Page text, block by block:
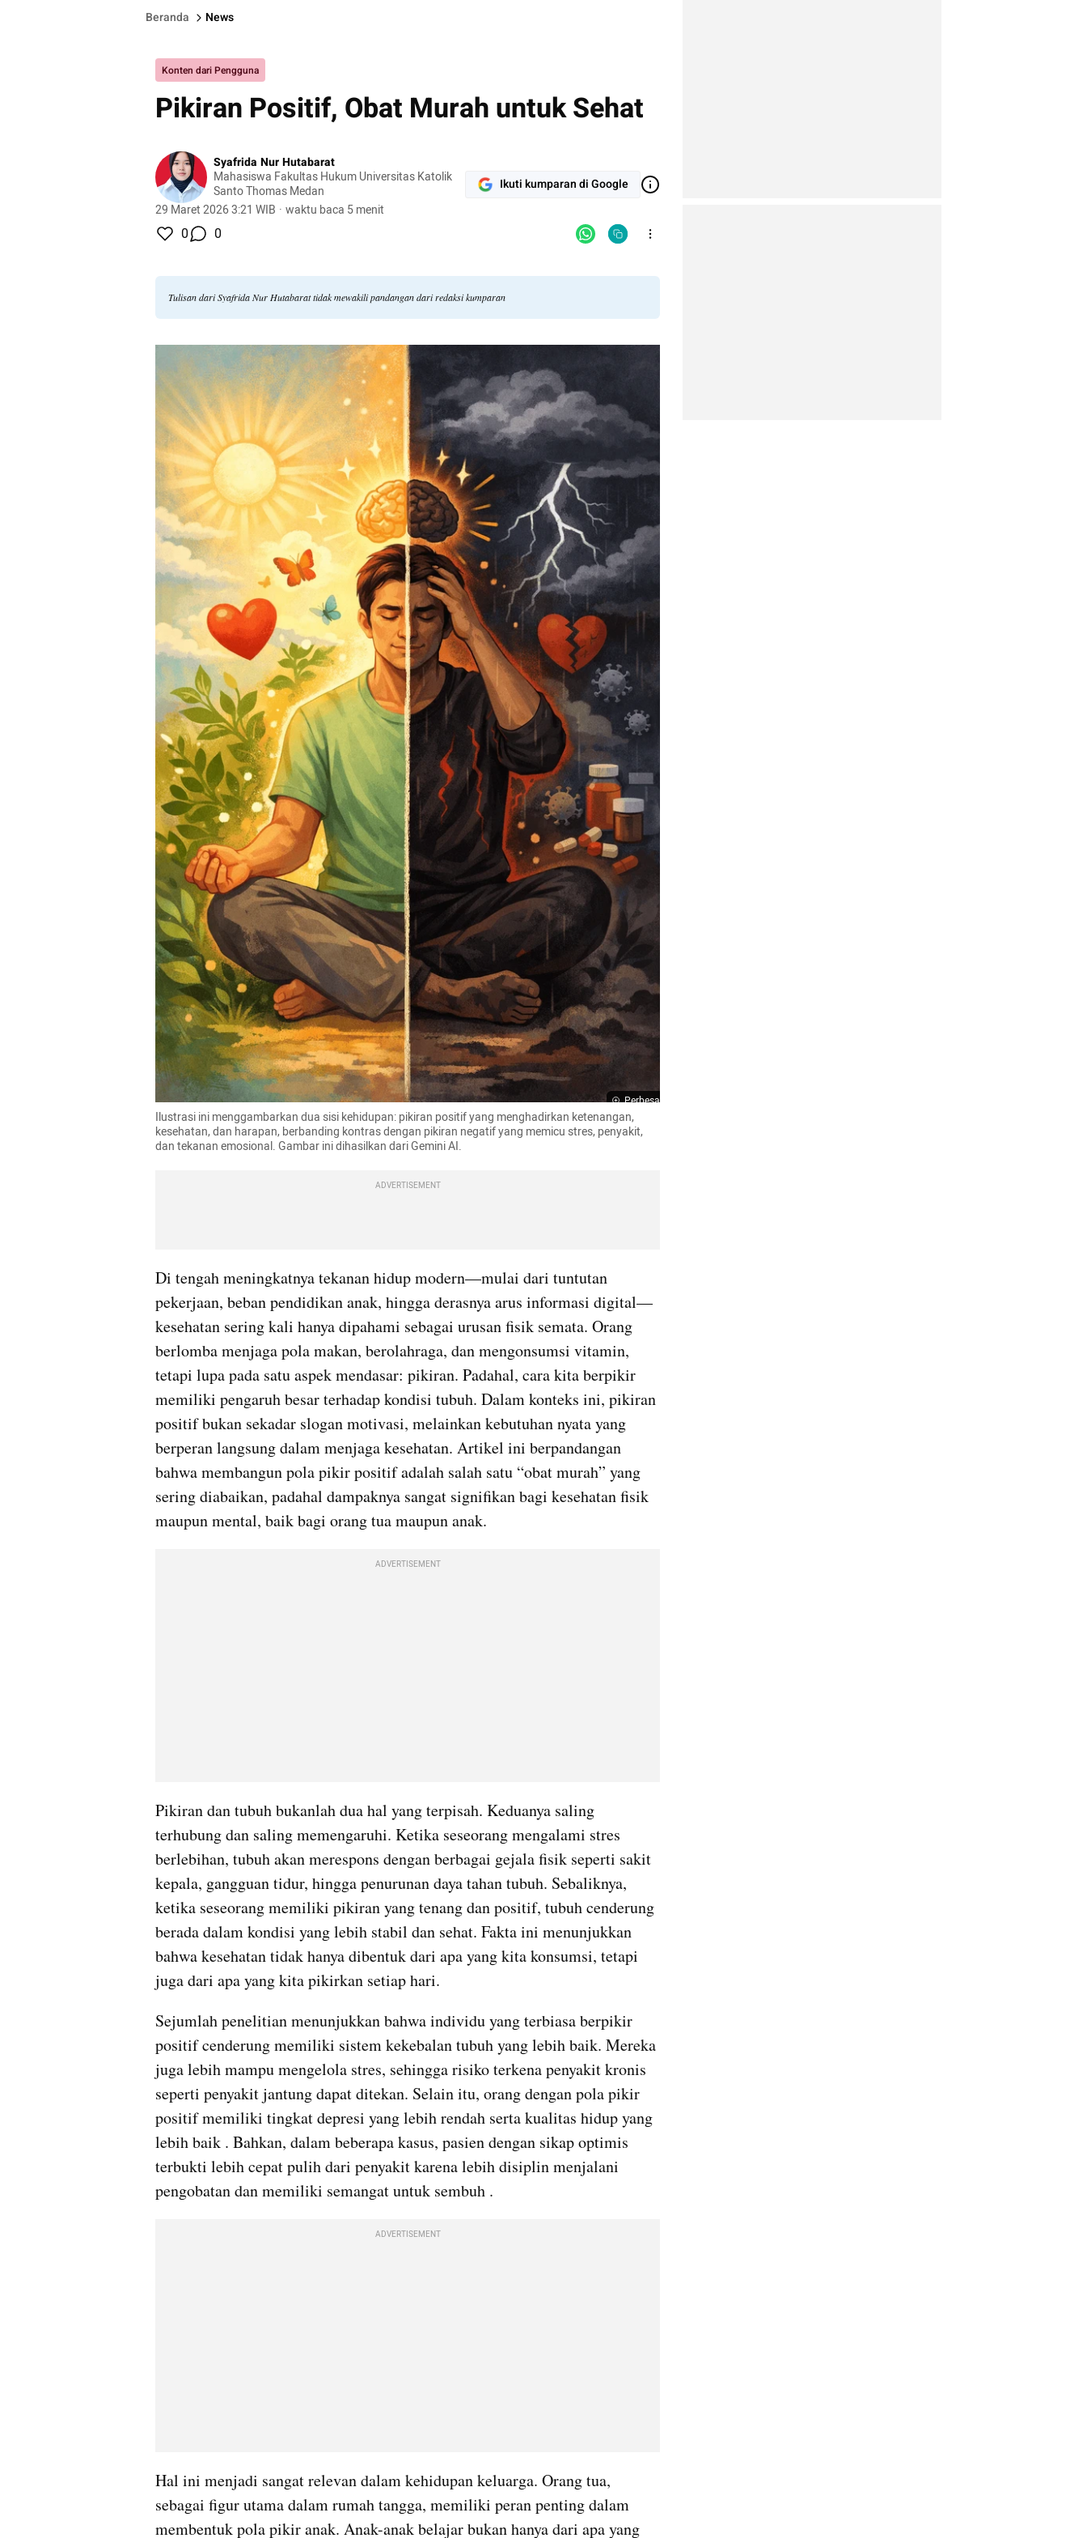
Beranda News
Konten dari Pengguna
Pikiran Positif, Obat Murah untuk Sehat
Syafrida Nur Hutabarat
Mahasiswa Fakultas Hukum Universitas Katolik
Santo Thomas Medan
29 Maret 2026 3:21 WIB · waktu baca 5 menit
Ikuti kumparan di Google
0 0
Tulisan dari Syafrida Nur Hutabarat tidak mewakili pandangan dari redaksi kumparan
Perbesar
Ilustrasi ini menggambarkan dua sisi kehidupan: pikiran positif yang menghadirkan ketenangan,
kesehatan, dan harapan, berbanding kontras dengan pikiran negatif yang memicu stres, penyakit,
dan tekanan emosional. Gambar ini dihasilkan dari Gemini AI.
ADVERTISEMENT
Di tengah meningkatnya tekanan hidup modern—mulai dari tuntutan
pekerjaan, beban pendidikan anak, hingga derasnya arus informasi digital—
kesehatan sering kali hanya dipahami sebagai urusan fisik semata. Orang
berlomba menjaga pola makan, berolahraga, dan mengonsumsi vitamin,
tetapi lupa pada satu aspek mendasar: pikiran. Padahal, cara kita berpikir
memiliki pengaruh besar terhadap kondisi tubuh. Dalam konteks ini, pikiran
positif bukan sekadar slogan motivasi, melainkan kebutuhan nyata yang
berperan langsung dalam menjaga kesehatan. Artikel ini berpandangan
bahwa membangun pola pikir positif adalah salah satu “obat murah” yang
sering diabaikan, padahal dampaknya sangat signifikan bagi kesehatan fisik
maupun mental, baik bagi orang tua maupun anak.
ADVERTISEMENT
Pikiran dan tubuh bukanlah dua hal yang terpisah. Keduanya saling
terhubung dan saling memengaruhi. Ketika seseorang mengalami stres
berlebihan, tubuh akan merespons dengan berbagai gejala fisik seperti sakit
kepala, gangguan tidur, hingga penurunan daya tahan tubuh. Sebaliknya,
ketika seseorang memiliki pikiran yang tenang dan positif, tubuh cenderung
berada dalam kondisi yang lebih stabil dan sehat. Fakta ini menunjukkan
bahwa kesehatan tidak hanya dibentuk dari apa yang kita konsumsi, tetapi
juga dari apa yang kita pikirkan setiap hari.
Sejumlah penelitian menunjukkan bahwa individu yang terbiasa berpikir
positif cenderung memiliki sistem kekebalan tubuh yang lebih baik. Mereka
juga lebih mampu mengelola stres, sehingga risiko terkena penyakit kronis
seperti penyakit jantung dapat ditekan. Selain itu, orang dengan pola pikir
positif memiliki tingkat depresi yang lebih rendah serta kualitas hidup yang
lebih baik . Bahkan, dalam beberapa kasus, pasien dengan sikap optimis
terbukti lebih cepat pulih dari penyakit karena lebih disiplin menjalani
pengobatan dan memiliki semangat untuk sembuh .
ADVERTISEMENT
Hal ini menjadi sangat relevan dalam kehidupan keluarga. Orang tua,
sebagai figur utama dalam rumah tangga, memiliki peran penting dalam
membentuk pola pikir anak. Anak-anak belajar bukan hanya dari apa yang